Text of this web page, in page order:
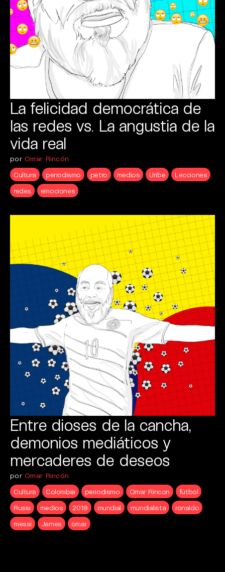
La felicidad democrática de
las redes vs. La angustia de la
vida real
por Omar Rincón
Cultura
periodismo petro medios Uribe
Lecciones
redes
emociones
Entre dioses de la cancha,
demonios mediáticos y
mercaderes de deseos
por Omar Rincón
Cultura
Colombia periodismo Omar Rincon
fútbol
Rusia
medios 2018 mundial mundialista
ronaldo
messi
James omar